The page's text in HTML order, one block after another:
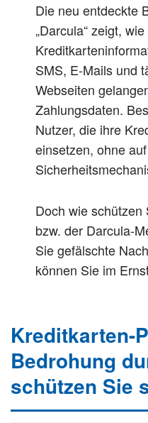
Die neu entdeckte
„Darcula“ zeigt,
SMS, E-Mails und
Webseiten
Zahlungsdaten.
Nutzer, die ihre
einsetzen, ohne auf
Doch wie
bzw. der Darcula-
Sie gefälschte
können Sie im
Kreditkarten-
Bedrohung
schützen Sie